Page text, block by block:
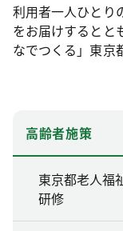
利用者一人ひとり
をお届けするとと
なでつくる」東京
高齢者施策
東京都老人福
研修